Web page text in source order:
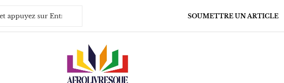
SOUMETTRE UN ARTICLE